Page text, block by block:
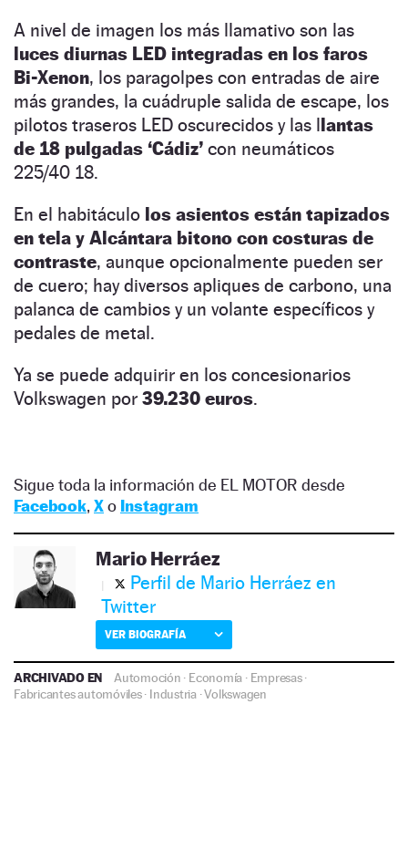
A nivel de imagen los más llamativo son las
luces diurnas LED integradas en los faros
Bi-Xenon, los paragolpes con entradas de aire
más grandes, la cuádruple salida de escape, los
pilotos traseros LED oscurecidos y las llantas
de 18 pulgadas ‘Cádiz’ con neumáticos
225/40 18.
En el habitáculo los asientos están tapizados
en tela y Alcántara bitono con costuras de
contraste, aunque opcionalmente pueden ser
de cuero; hay diversos apliques de carbono, una
palanca de cambios y un volante específicos y
pedales de metal.
Ya se puede adquirir en los concesionarios
Volkswagen por 39.230 euros.
Sigue toda la información de EL MOTOR desde
Facebook, Xo Instagram
Mario Herráez
Perfil de Mario Herráez en
Twitter
VER BIOGRAFÍA
ARCHIVADO EN Automoción · Economía · Empresas·
Fabricantes automóviles· Industria·Volkswagen